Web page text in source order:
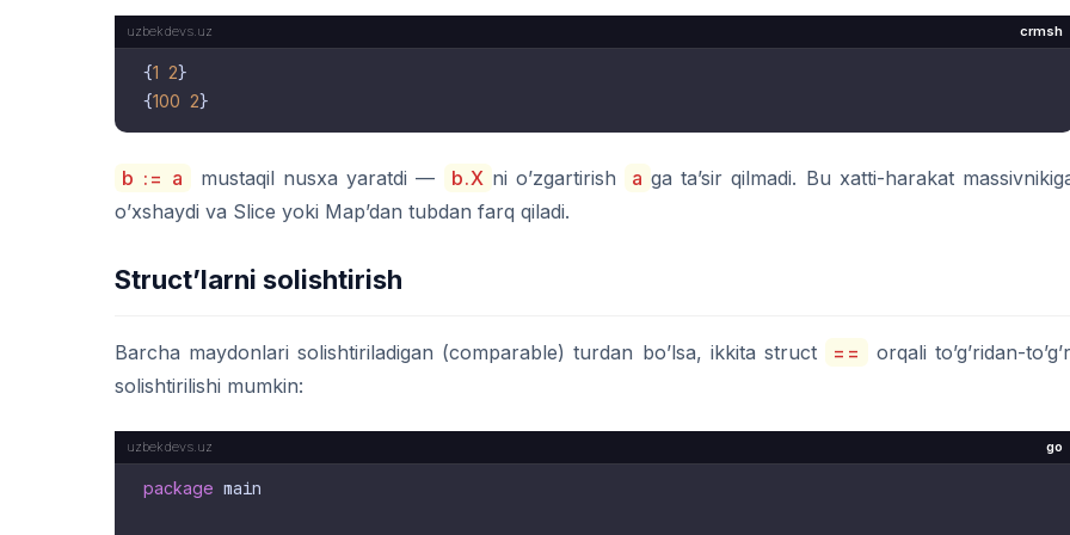
crmsh
{1 2}
{100 2
b := a mustaqil nusxa yaratdi — b.X ni o’zgartirish a ga ta’sir qilmadi. Bu xatti-harakat
o’xshaydi va Slice yoki Map’dan tubdan farq qiladi.
Struct’larni solishtirish
Barcha maydonlari solishtiriladigan (comparable) turdan bo’lsa, ikkita struct ==
orqali to’g’ridan-
solishtirilishi mumkin:
go
package main